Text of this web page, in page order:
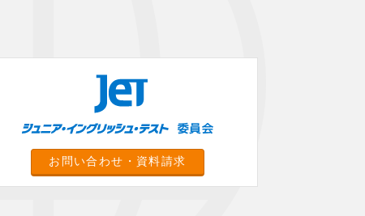
お問い合わせ・資料請求